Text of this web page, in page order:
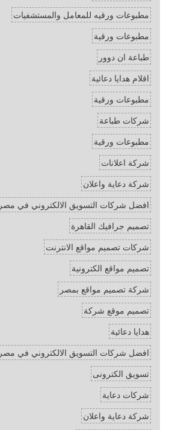
مطبوعات ورقيه للمعامل والمستشفيات
مطبوعات ورقية
طباعة ان دوور
اقلام هدايا دعائية
مطبوعات ورقية
شركات طباعة
مطبوعات ورقية
شركة اعلانات
شركة دعاية واعلان
افضل شركات التسويق الالكتروني في مصر
تصميم جرافيك القاهرة
شركات تصميم مواقع الانترنت
تصميم مواقع الكترونية
شركة تصميم مواقع بمصر
تصميم موقع شركة
هدايا دعائية
افضل شركات التسويق الالكتروني في مصر
تسويق الكترونى
شركات دعاية
شركة دعاية واعلان